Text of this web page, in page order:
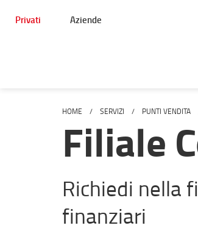
Privati Aziende
HOME SERVIZI PUNTI VENDITA
Filiale
Richiedi nella
finanziari